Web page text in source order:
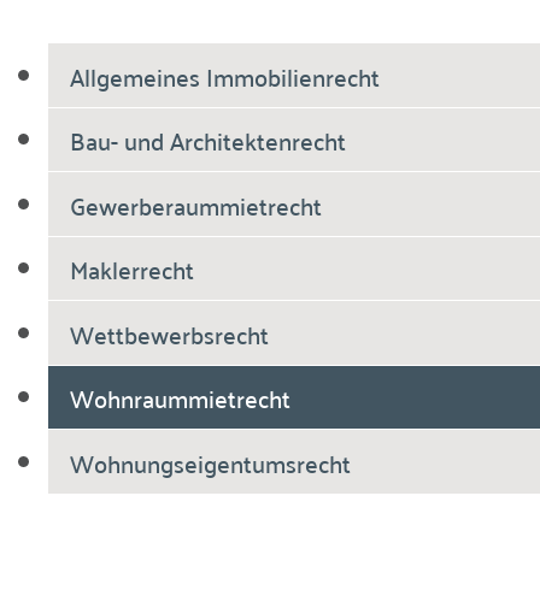
Allgemeines Immobilienrecht
Bau- und Architektenrecht
Gewerberaummietrecht
Maklerrecht
Wettbewerbsrecht
Wohnraummietrecht
Wohnungseigentumsrecht